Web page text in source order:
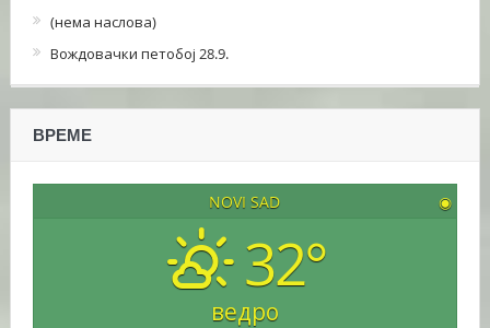
(нема наслова)
Вождовачки петобој 28.9.
ВРЕМЕ
NOVI SAD ◉
32°
ведро